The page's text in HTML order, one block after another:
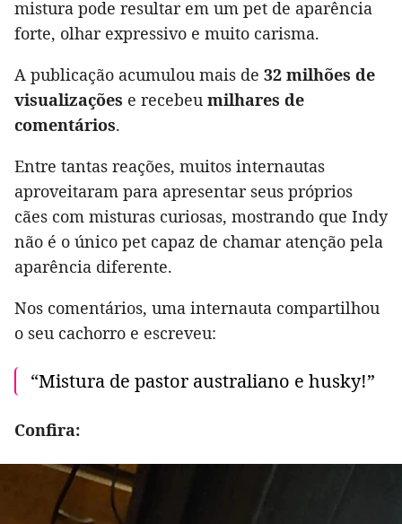
mistura pode resultar em um pet de aparência
forte, olhar expressivo e muito carisma.
A publicação acumulou mais de 32 milhões de
visualizações e recebeu milhares de
comentários.
Entre tantas reações, muitos internautas
aproveitaram para apresentar seus próprios
cães com misturas curiosas, mostrando que Indy
não é o único pet capaz de chamar atenção pela
aparência diferente.
Nos comentários, uma internauta compartilhou
o seu cachorro e escreveu:
“Mistura de pastor australiano e husky!”
Confira: